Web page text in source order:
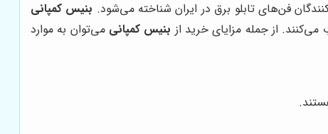
فن‌های تابلو برق در ایران شناخته می‌شود. بنیس کمپانی
می‌کنند. از جمله مزایای خرید از بنیس کمپانی می‌توان به موارد